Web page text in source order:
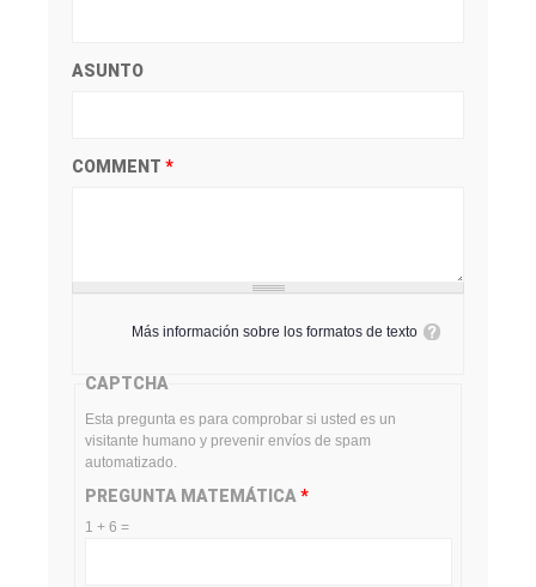
ASUNTO
COMMENT *
Más información sobre los formatos de texto
CAPTCHA
Esta pregunta es para comprobar si usted es un
visitante humano y prevenir envíos de spam
automatizado.
PREGUNTA MATEMÁTICA*
1 + 6 =